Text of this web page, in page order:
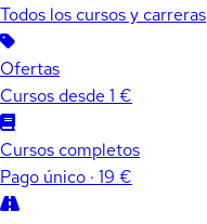
Todos los cursos y carreras
Ofertas
Cursos desde 1 €
Cursos completos
Pago único · 19 €